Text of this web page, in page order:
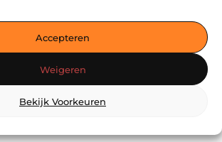
Accepteren
Weigeren
Bekijk Voorkeuren
blogs, slimme inzichten en praktische
en slimmer leven. Alles overzichtelijk
platform. Begin vandaag nog op living-
smart.nl!